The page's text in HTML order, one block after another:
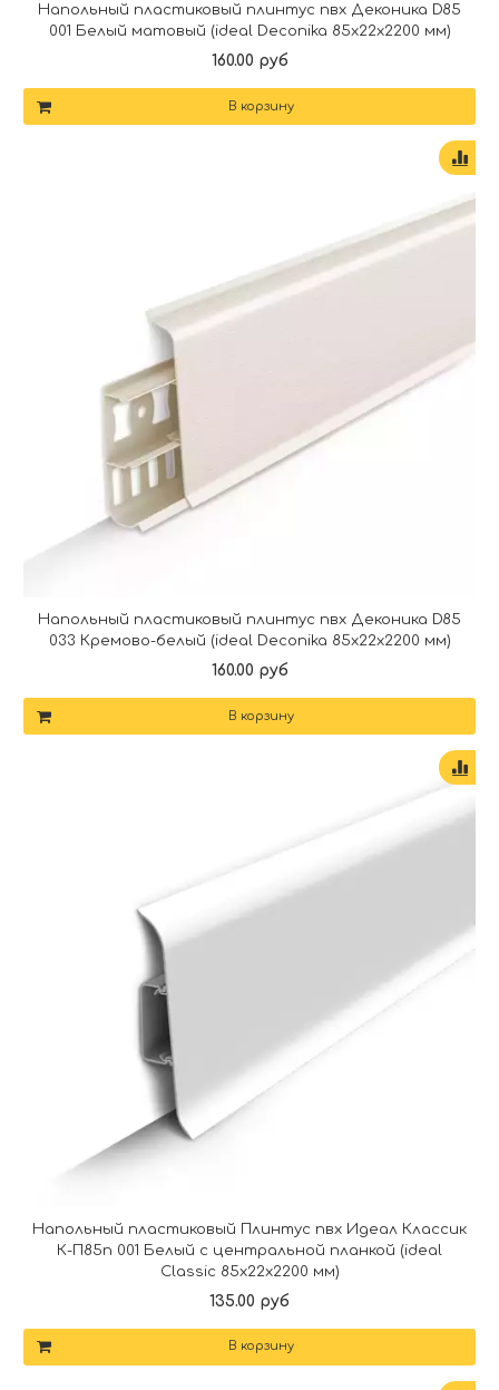
Напольный пластиковый плинтус пвх Деконика D85
001 Белый матовый (ideal Deconika 85х22х2200 мм)
160.00 руб
В корзину
Напольный пластиковый плинтус пвх Деконика D85
033 Кремово-белый (ideal Deconika 85х22х2200 мм)
160.00 руб
В корзину
Напольный пластиковый Плинтус пвх Идеал Классик
К-П85п 001 Белый с центральной планкой (ideal
Classic 85х22х2200 мм)
135.00 руб
В корзину